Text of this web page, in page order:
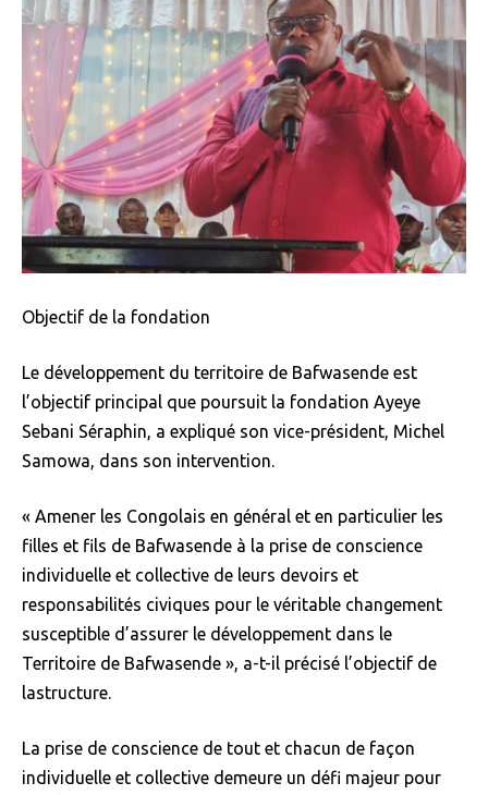
Objectif de la fondation
Le développement du territoire de Bafwasende est
l’objectif principal que poursuit la fondation Ayeye
Sebani Séraphin, a expliqué son vice-président, Michel
Samowa, dans son intervention.
« Amener les Congolais en général et en particulier les
filles et fils de Bafwasende à la prise de conscience
individuelle et collective de leurs devoirs et
responsabilités civiques pour le véritable changement
susceptible d’assurer le développement dans le
Territoire de Bafwasende », a-t-il précisé l’objectif de
lastructure.
La prise de conscience de tout et chacun de façon
individuelle et collective demeure un défi majeur pour